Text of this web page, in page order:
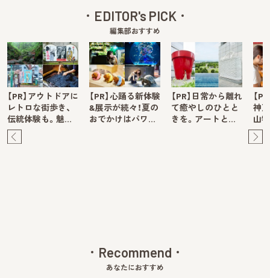
EDITOR's PICK
編集部おすすめ
【PR】アウトドアに
レトロな街歩き、
伝統体験も。魅…
【PR】心踊る新体験
&展示が続々！夏の
おでかけはパワ…
【PR】日常から離れ
て癒やしのひとと
きを。アートと…
【
神
山
Recommend
あなたにおすすめ